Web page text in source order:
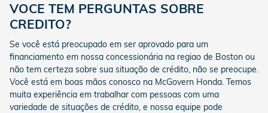
VOCE TEM PERGUNTAS SOBRE
CREDITO?
Se você está preocupado em ser aprovado para um
financiamento em nossa concessionária na regiao de Boston ou
não tem certeza sobre sua situação de crédito, não se preocupe.
Você está em boas mãos conosco na McGovern Honda. Temos
muita experiência em trabalhar com pessoas com uma
variedade de situações de crédito, e nossa equipe pode